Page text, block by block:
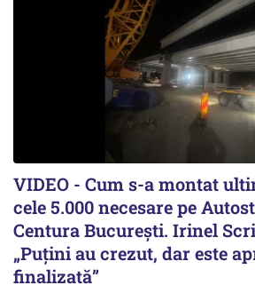
VIDEO - Cum s-a montat
cele 5.000 necesare pe
Centura București. Irinel
„Puțini au crezut, dar este
finalizată”